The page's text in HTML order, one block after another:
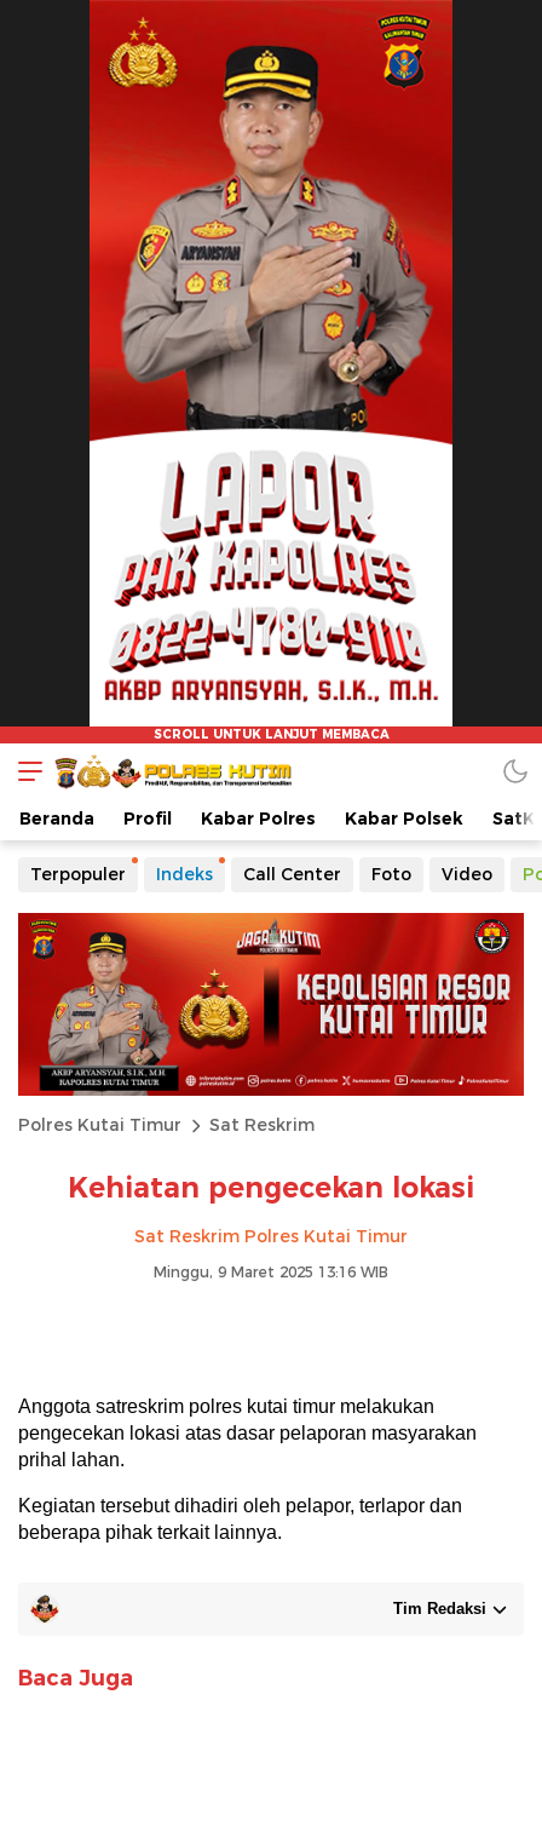
Beranda Profil Kabar Polres Kabar Polsek
Terpopuler Indeks Call Center Foto Video
Polres Kutai Timur Sat Reskrim
Kehiatan pengecekan lokasi
Sat Reskrim Polres Kutai Timur
Minggu, 9 Maret 2025 13:16 WIB
Anggota satreskrim polres kutai timur melakukan
pengecekan lokasi atas dasar pelaporan masyarakan
prihal lahan.
Kegiatan tersebut dihadiri oleh pelapor, terlapor dan
beberapa pihak terkait lainnya.
Tim Redaksi
Baca Juga